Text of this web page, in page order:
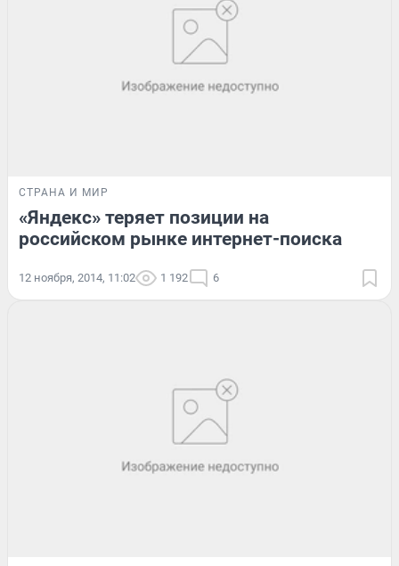
СТРАНА И МИР
«Яндекс» теряет позиции на
российском рынке интернет-поиска
12 ноября, 2014, 11:02 1 192 6